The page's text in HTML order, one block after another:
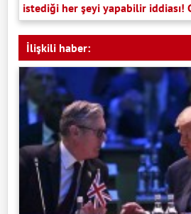
istediği her şeyi yapabilir iddiası!
İlişkili haber: